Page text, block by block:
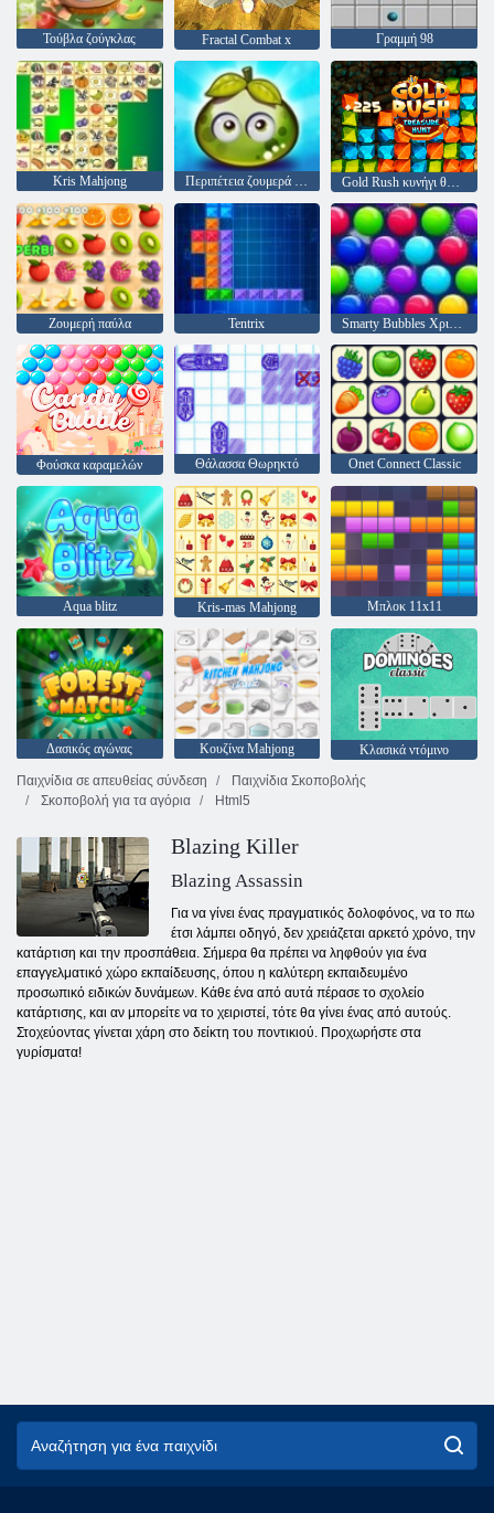
Τούβλα ζούγκλας Fractal Combat x Γραμμή 98
Kris Mahjong Gold Rush κυνήγι θησαυρού
Ζουμερή παύλα Tentrix
Φούσκα καραμελών Θάλασσα Θωρηκτό Onet Connect Classic
Aqua blitz Kris-mas Mahjong Μπλοκ 11x11
Δασικός αγώνας Κουζίνα Mahjong
Κλασικά ντόμινο
Παιχνίδια σε απευθείας σύνδεση
Παιχνίδια Σκοποβολής
Σκοποβολή για τα αγόρια
Html5
Blazing Killer
Blazing Assassin
Για να γίνει ένας πραγματικός δολοφόνος, να το πω
έτσι λάμπει οδηγό, δεν χρειάζεται αρκετό χρόνο, την
κατάρτιση και την προσπάθεια. Σήμερα θα πρέπει να ληφθούν για ένα
επαγγελματικό χώρο εκπαίδευσης, όπου η καλύτερη εκπαιδευμένο
προσωπικό ειδικών δυνάμεων. Κάθε ένα από αυτά πέρασε το σχολείο
κατάρτισης, και αν μπορείτε να το χειριστεί, τότε θα γίνει ένας από αυτούς.
Στοχεύοντας γίνεται χάρη στο δείκτη του ποντικιού. Προχωρήστε στα
γυρίσματα!